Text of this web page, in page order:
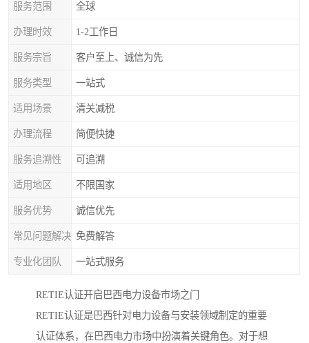
服务范围 全球
办理时效 1-2工作日
服务宗旨 客户至上、诚信为先
服务类型 一站式
适用场景 清关减税
办理流程 简便快捷
服务追溯性 可追溯
适用地区 不限国家
服务优势 诚信优先
常见问题解决 免费解答
专业化团队 一站式服务
RETIE认证开启巴西电力设备市场之门
RETIE认证是巴西针对电力设备与安装领域制定的重要
认证体系，在巴西电力市场中扮演着关键角色。对于想